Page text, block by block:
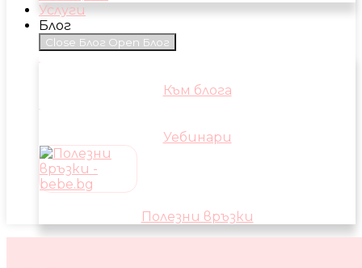
Услуги
Блог
Close Блог Open Блог
Към блога
Уебинари
Полезни връзки